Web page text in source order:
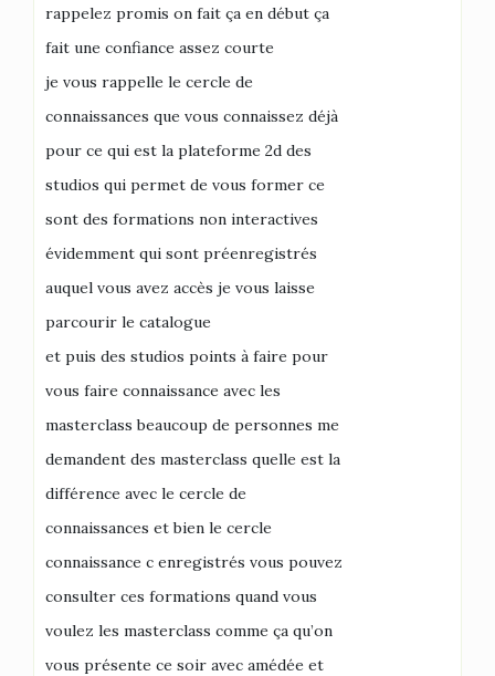
rappelez promis on fait ça en début ça
fait une confiance assez courte
je vous rappelle le cercle de
connaissances que vous connaissez déjà
pour ce qui est la plateforme 2d des
studios qui permet de vous former ce
sont des formations non interactives
évidemment qui sont préenregistrés
auquel vous avez accès je vous laisse
parcourir le catalogue
et puis des studios points à faire pour
vous faire connaissance avec les
masterclass beaucoup de personnes me
demandent des masterclass quelle est la
différence avec le cercle de
connaissances et bien le cercle
connaissance c enregistrés vous pouvez
consulter ces formations quand vous
voulez les masterclass comme ça qu’on
vous présente ce soir avec amédée et